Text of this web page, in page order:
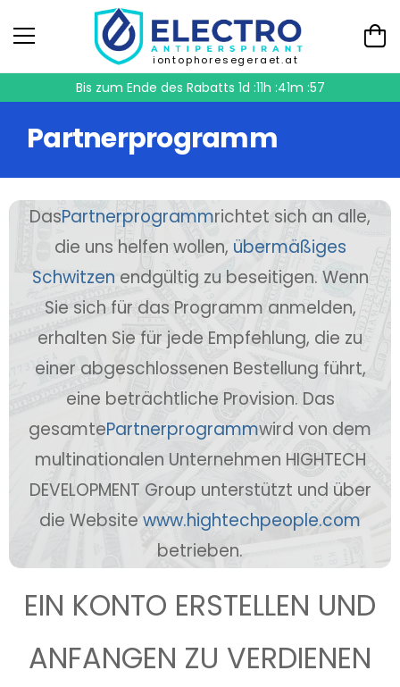
iontophoresegeraet.at
Bis zum Ende des Rabatts 1d :11h :41m :57
Partnerprogramm
DasPartnerprogrammrichtet sich an alle,
die uns helfen wollen, übermäßiges
Schwitzen endgültig zu beseitigen. Wenn
Sie sich für das Programm anmelden,
erhalten Sie für jede Empfehlung, die zu
einer abgeschlossenen Bestellung führt,
eine beträchtliche Provision. Das
gesamtePartnerprogrammwird von dem
multinationalen Unternehmen HIGHTECH
DEVELOPMENT Group unterstützt und über
die Website www.hightechpeople.com
betrieben.
EIN KONTO ERSTELLEN UND
ANFANGEN ZU VERDIENEN